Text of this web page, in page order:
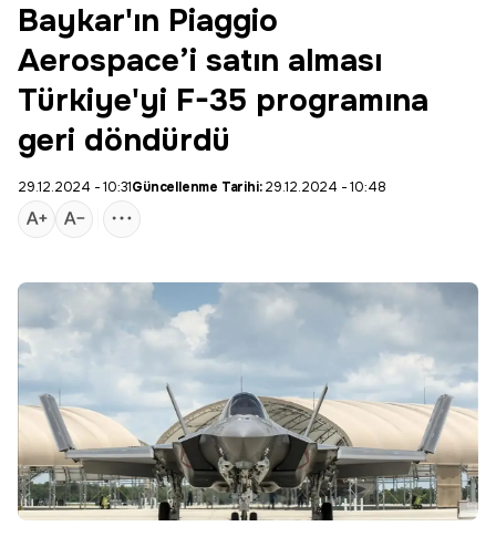
Baykar'ın Piaggio
Aerospace’i satın alması
Türkiye'yi F-35 programına
geri döndürdü
29.12.2024 - 10:31Güncellenme Tarihi:29.12.2024 - 10:48